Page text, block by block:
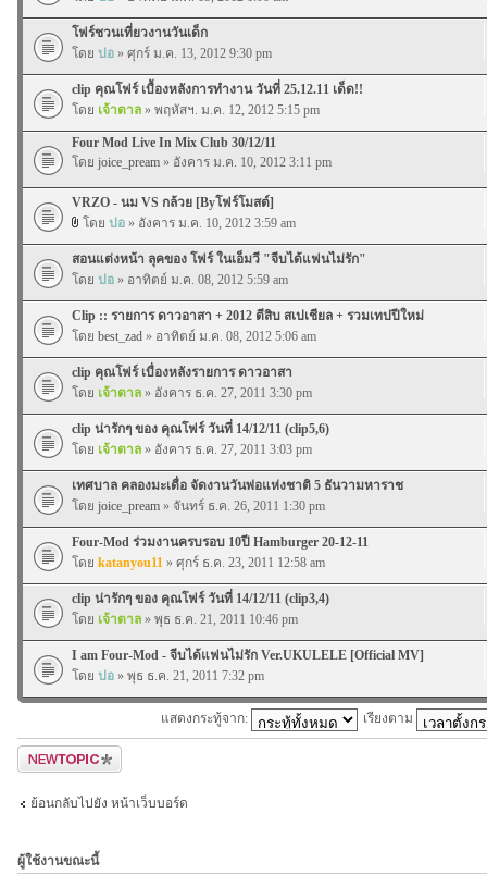
โฟร์ชวนเที่ยวงานวันเด็ก
โดย ปอ » ศุกร์ ม.ค. 13, 2012 9:30 pm
clip คุณโฟร์ เบื้องหลังการทำงาน วันที่ 25.12.11 เด็ด!!
โดย เจ้าตาล » พฤหัสฯ. ม.ค. 12, 2012 5:15 pm
Four Mod Live In Mix Club 30/12/11
โดย joice_pream » อังคาร ม.ค. 10, 2012 3:11 pm
VRZO - นม VS กล้วย [Byโฟร์โมสต์]
โดย ปอ » อังคาร ม.ค. 10, 2012 3:59 am
สอนแต่งหน้า ลุคของ โฟร์ ในเอ็มวี "จีบได้แฟนไม่รัก"
โดย ปอ » อาทิตย์ ม.ค. 08, 2012 5:59 am
Clip :: รายการ ดาวอาสา + 2012 ตีสิบ สเปเชียล + รวมเทปปีใหม่
โดย best_zad » อาทิตย์ ม.ค. 08, 2012 5:06 am
clip คุณโฟร์ เบื่องหลังรายการ ดาวอาสา
โดย เจ้าตาล » อังคาร ธ.ค. 27, 2011 3:30 pm
clip น่ารักๆ ของ คุณโฟร์ วันที่ 14/12/11 (clip5,6)
โดย เจ้าตาล » อังคาร ธ.ค. 27, 2011 3:03 pm
เทศบาล คลองมะเดื่อ จัดงานวันพ่อแห่งชาติ 5 ธันวามหาราช
โดย joice_pream » จันทร์ ธ.ค. 26, 2011 1:30 pm
Four-Mod ร่วมงานครบรอบ 10ปี Hamburger 20-12-11
โดย katanyou11 » ศุกร์ ธ.ค. 23, 2011 12:58 am
clip น่ารักๆ ของ คุณโฟร์ วันที่ 14/12/11 (clip3,4)
โดย เจ้าตาล » พุธ ธ.ค. 21, 2011 10:46 pm
I am Four-Mod - จีบได้แฟนไม่รัก Ver.UKULELE [Official MV]
โดย ปอ » พุธ ธ.ค. 21, 2011 7:32 pm
แสดงกระทู้จาก: เรียงตาม
ตั้งกระทู้ใหม่
ย้อนกลับไปยัง หน้าเว็บบอร์ด
ผู้ใช้งานขณะนี้